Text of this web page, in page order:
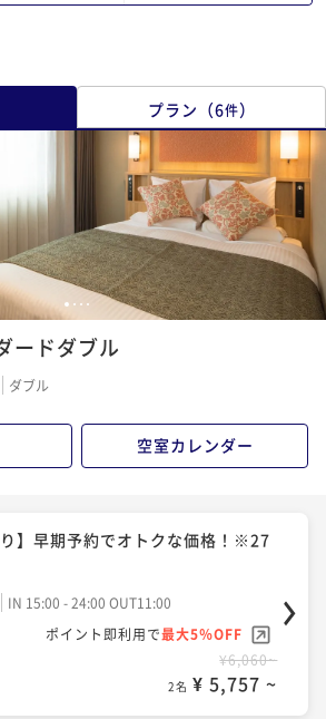
プラン （6件）
1 2 3 4
ードダブル
ダブル
空室カレンダー
り】早期予約でオトクな価格！※27
IN 15:00 - 24:00 OUT11:00
ポイント即利用で最大5％OFF
¥6,060~
2名 ¥ 5,757 ~